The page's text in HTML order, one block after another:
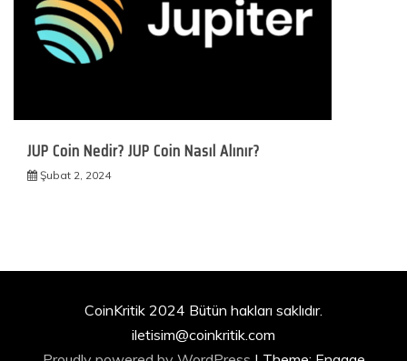
JUP Coin Nedir? JUP Coin Nasıl Alınır?
Şubat 2, 2024
CoinKritik 2024 Bütün hakları saklıdır.
iletisim@coinkritik.com